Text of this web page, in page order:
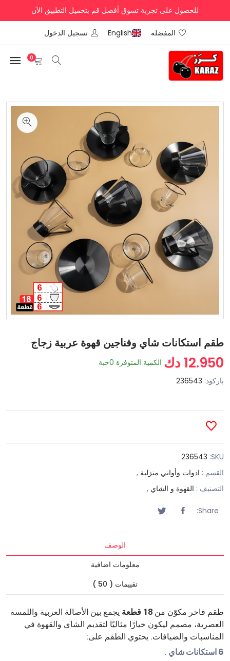
للحصول على تجربة تسوق أفضل قم بتحميل التطبيق الآن
المفضله English تسجيل الدخول
0
طقم استكانات شاي وفناجين قهوة عربية زجاج
12.950 دك الكمية المتوفرة 0حبة
باركود: 236543
SKU:
236543
القسم : ادوات وأواني منزلية ,
التصنيف : القهوة و الشاي ,
Share:
الوصف
معلومات اضافية
تقييمات ( 50 )
طقم فاخر مكوّن من 18 قطعة
يجمع بين الأصالة العربية واللمسة
العصرية، مصمم ليكون خيارًا مثاليًا لتقديم الشاي والقهوة في
المناسبات والضيافات. يحتوي الطقم على:
6 استكانات شاي
.